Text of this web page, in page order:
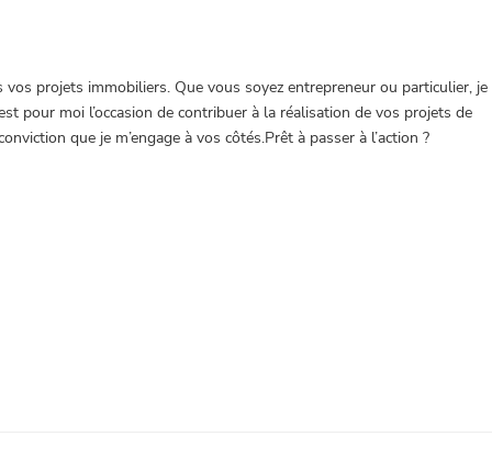
projets immobiliers. Que vous soyez entrepreneur ou particulier, je
pour moi l’occasion de contribuer à la réalisation de vos projets de
que je m’engage à vos côtés.Prêt à passer à l’action ?